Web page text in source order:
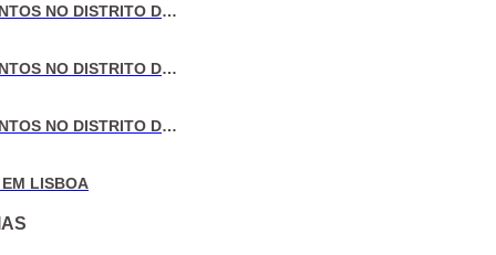
VENDA DE APARTAMENTOS NO DISTRITO DE AVEIRO
VENDA DE APARTAMENTOS NO DISTRITO DE COIMBRA
VENDA DE APARTAMENTOS NO DISTRITO DE LEIRIA
LISBOA